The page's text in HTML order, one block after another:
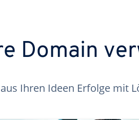
Domain
Ihren Ideen Erfolge mit